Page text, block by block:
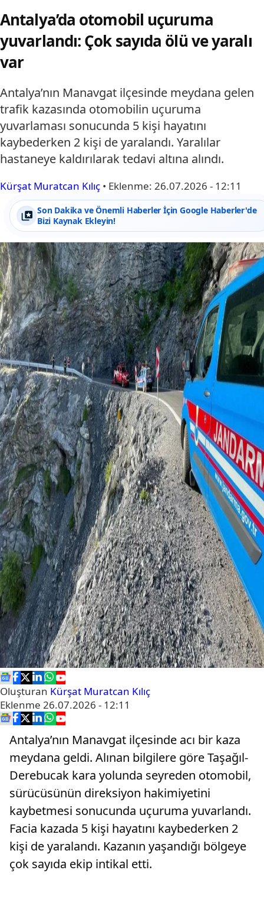
Antalya’da otomobil uçuruma
yuvarlandı: Çok sayıda ölü ve yaralı
var
Antalya’nın Manavgat ilçesinde meydana gelen
trafik kazasında otomobilin uçuruma
yuvarlaması sonucunda 5 kişi hayatını
kaybederken 2 kişi de yaralandı. Yaralılar
hastaneye kaldırılarak tedavi altına alındı.
Kürşat Muratcan Kılıç • Eklenme: 26.07.2026 - 12:11
Son Dakika ve Önemli Haberler İçin Google Haberler'de
Bizi Kaynak Ekleyin!
Oluşturan Kürşat Muratcan Kılıç
Eklenme 26.07.2026 - 12:11
Antalya’nın Manavgat ilçesinde acı bir kaza
meydana geldi. Alınan bilgilere göre Taşağıl-
Derebucak kara yolunda seyreden otomobil,
sürücüsünün direksiyon hakimiyetini
kaybetmesi sonucunda uçuruma yuvarlandı.
Facia kazada 5 kişi hayatını kaybederken 2
kişi de yaralandı. Kazanın yaşandığı bölgeye
çok sayıda ekip intikal etti.